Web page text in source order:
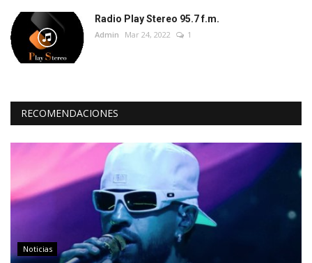
Radio Play Stereo 95.7 f.m.
Admin Mar 24, 2022 1
RECOMENDACIONES
Noticias